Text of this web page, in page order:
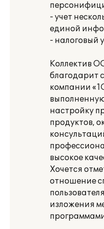
- учет
единой
- налоговый
Коллектив
благодарит
компании
настройку
продуктов,
высокое
Хочется
отношение
изложения